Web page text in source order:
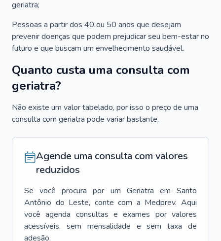
geriatra;
Pessoas a partir dos 40 ou 50 anos que desejam
prevenir doenças que podem prejudicar seu bem-estar no
futuro e que buscam um envelhecimento saudável.
Quanto custa uma consulta com
geriatra?
Não existe um valor tabelado, por isso o preço de uma
consulta com geriatra pode variar bastante.
Agende uma consulta com valores
reduzidos
Se você procura por um Geriatra em Santo
Antônio do Leste, conte com a Medprev. Aqui
você agenda consultas e exames por valores
acessíveis, sem mensalidade e sem taxa de
adesão.